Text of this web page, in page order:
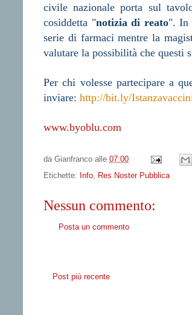
civile nazionale porta sul
cosiddetta "notizia di reato". In
serie di farmaci mentre la
valutare la possibilità che questi
Per chi volesse partecipare a
inviare: http://bit.ly/
www.byoblu.com
da Gianfranco alle 07:00
Etichette: Info Res Noster Pubblica
Nessun commento:
Posta un commento
Post più recente